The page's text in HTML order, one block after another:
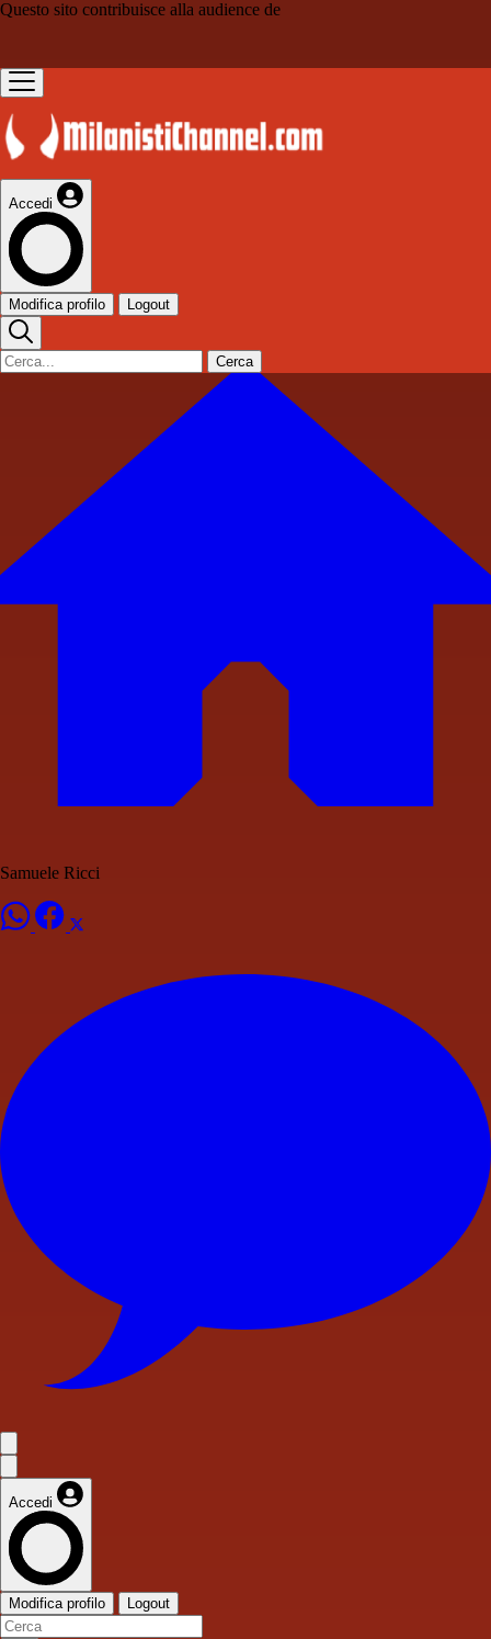
Questo sito contribuisce alla audience de
Accedi
Modifica profilo Logout
Cerca
Samuele Ricci
Accedi
Modifica profilo Logout